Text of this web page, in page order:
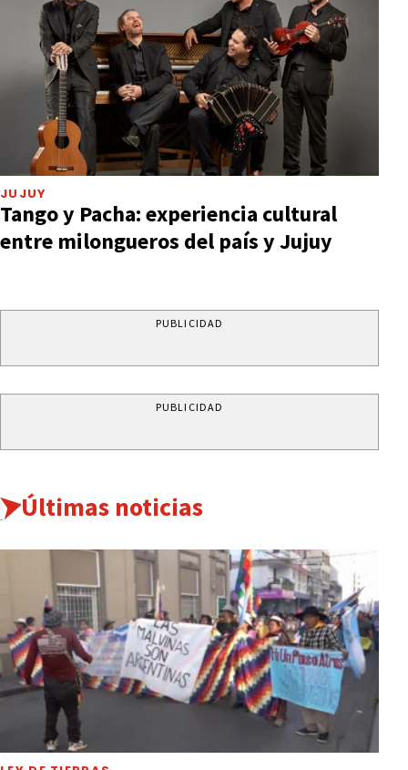
JUJUY
Tango y Pacha: experiencia cultural
entre milongueros del país y Jujuy
PUBLICIDAD
PUBLICIDAD
Últimas noticias